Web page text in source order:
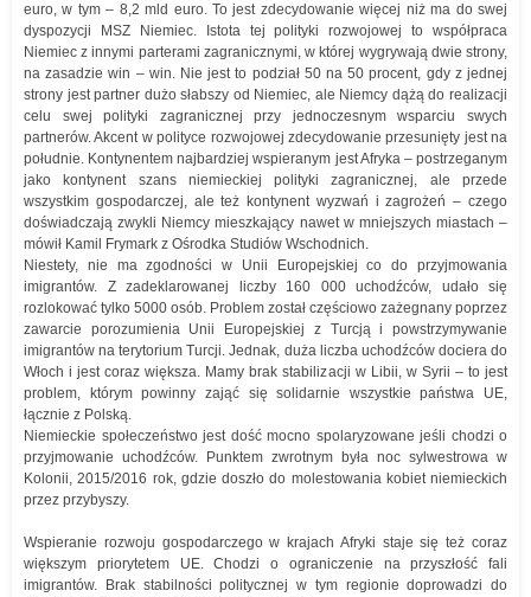
euro, w tym – 8,2 mld euro. To jest zdecydowanie więcej niż ma do swej
dyspozycji MSZ Niemiec. Istota tej polityki rozwojowej to współpraca
Niemiec z innymi parterami zagranicznymi, w której wygrywają dwie strony,
na zasadzie win – win. Nie jest to podział 50 na 50 procent, gdy z jednej
strony jest partner dużo słabszy od Niemiec, ale Niemcy dążą do realizacji
celu swej polityki zagranicznej przy jednoczesnym wsparciu swych
partnerów. Akcent w polityce rozwojowej zdecydowanie przesunięty jest na
południe. Kontynentem najbardziej wspieranym jest Afryka – postrzeganym
jako kontynent szans niemieckiej polityki zagranicznej, ale przede
wszystkim gospodarczej, ale też kontynent wyzwań i zagrożeń – czego
doświadczają zwykli Niemcy mieszkający nawet w mniejszych miastach –
mówił Kamil Frymark z Ośrodka Studiów Wschodnich.
Niestety, nie ma zgodności w Unii Europejskiej co do przyjmowania
imigrantów. Z zadeklarowanej liczby 160 000 uchodźców, udało się
rozlokować tylko 5000 osób. Problem został częściowo zażegnany poprzez
zawarcie porozumienia Unii Europejskiej z Turcją i powstrzymywanie
imigrantów na terytorium Turcji. Jednak, duża liczba uchodźców dociera do
Włoch i jest coraz większa. Mamy brak stabilizacji w Libii, w Syrii – to jest
problem, którym powinny zająć się solidarnie wszystkie państwa UE,
łącznie z Polską.
Niemieckie społeczeństwo jest dość mocno spolaryzowane jeśli chodzi o
przyjmowanie uchodźców. Punktem zwrotnym była noc sylwestrowa w
Kolonii, 2015/2016 rok, gdzie doszło do molestowania kobiet niemieckich
przez przybyszy.
Wspieranie rozwoju gospodarczego w krajach Afryki staje się też coraz
większym priorytetem UE. Chodzi o ograniczenie na przyszłość fali
imigrantów. Brak stabilności politycznej w tym regionie doprowadzi do